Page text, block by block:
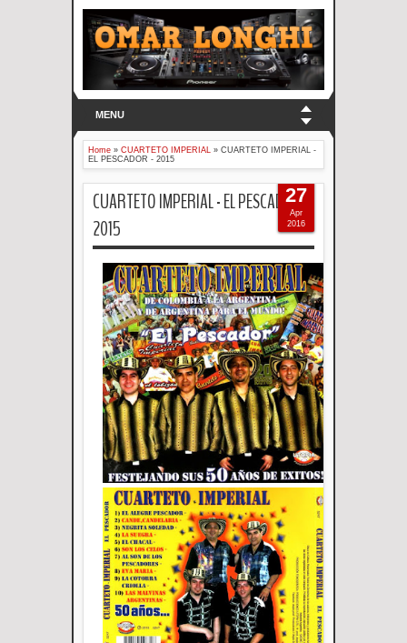
MENU
Home » CUARTETO IMPERIAL » CUARTETO IMPERIAL -
EL PESCADOR - 2015
CUARTETO IMPERIAL - EL PESCADOR -
2015
27
Apr
2016